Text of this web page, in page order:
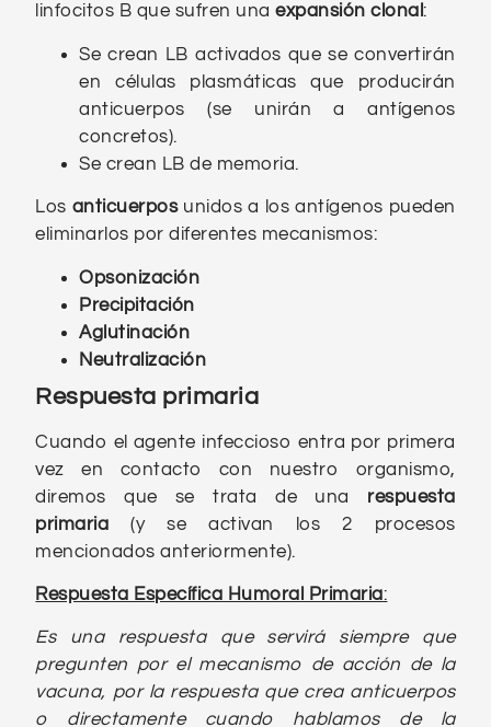
linfocitos B que sufren unaexpansión clonal :
Se crean LB activados que se convertirán
en células plasmáticas que producirán
anticuerpos (se unirán a antígenos
concretos).
Se crean LB de memoria.
Los anticuerposunidos a los antígenos pueden
eliminarlos por diferentes mecanismos:
Opsonización
Precipitación
Aglutinación
Neutralización
Respuesta primaria
Cuando el agente infeccioso entra por primera
vez en contacto con nuestro organismo,
diremos que se trata de una respuesta
primaria (y se activan los 2 procesos
mencionados anteriormente).
Respuesta Específica Humoral Primaria:
Es una respuesta que servirá siempre que
pregunten por el mecanismo de acción de la
vacuna, por la respuesta que crea anticuerpos
o directamente cuando hablamos de la